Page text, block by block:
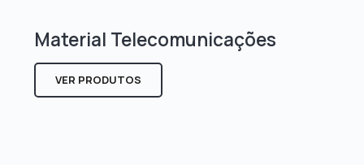
Material Telecomunicações
VER PRODUTOS